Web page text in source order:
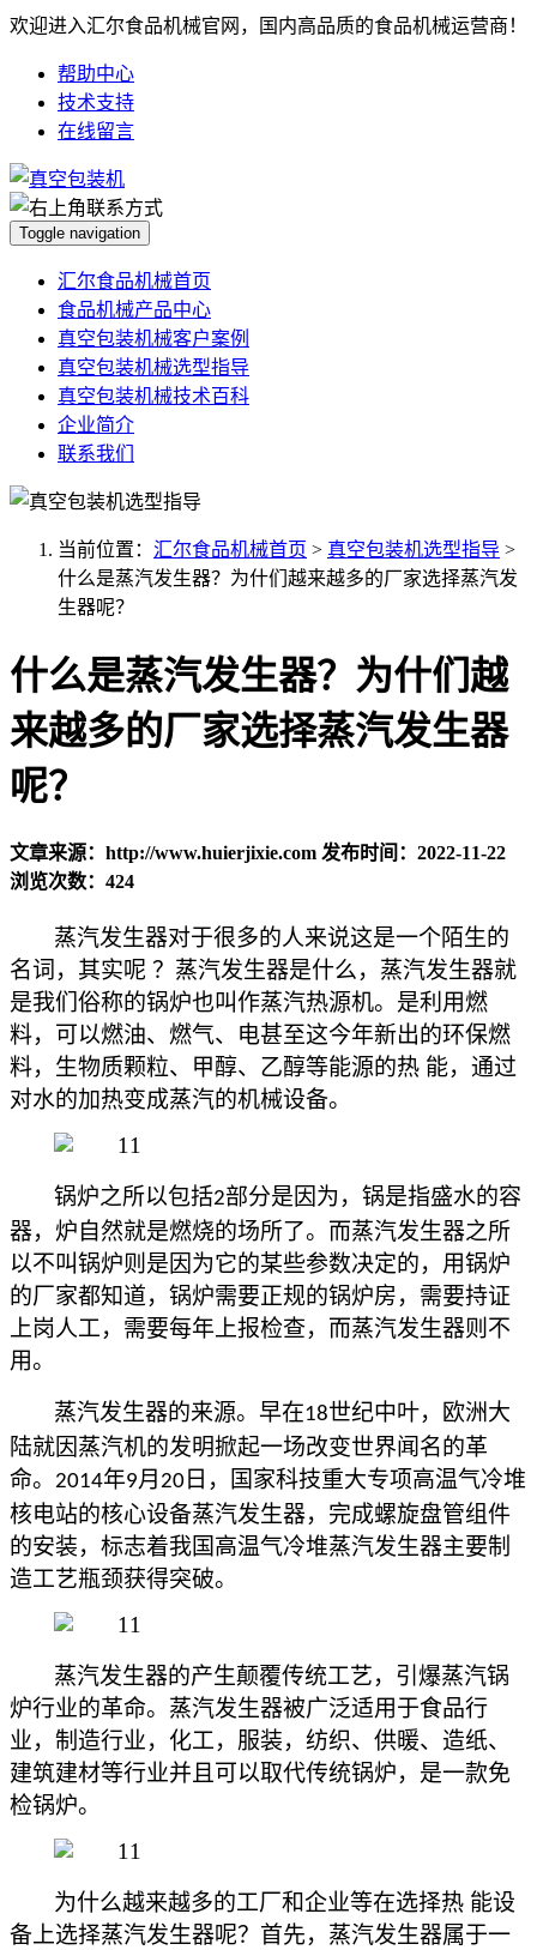
欢迎进入汇尔食品机械官网，国内高品质的食品机械运营商！
帮助中心
技术支持
在线留言
Toggle navigation
汇尔食品机械首页
食品机械产品中心
真空包装机械客户案例
真空包装机械选型指导
真空包装机械技术百科
企业简介
联系我们
当前位置： 汇尔食品机械首页 > 真空包装机选型指导 >
什么是蒸汽发生器？为什们越来越多的厂家选择蒸汽发
生器呢？
什么是蒸汽发生器？为什们越
来越多的厂家选择蒸汽发生器
呢？
文章来源：http://www.huierjixie.com 发布时间：2022-11-22
浏览次数：424
蒸汽发生器对于很多的人来说这是一个陌生的
名词，其实呢 ？蒸汽发生器是什么，蒸汽发生器就
是我们俗称的锅炉也叫作蒸汽热源机。是利用燃
料，可以燃油、燃气、电甚至这今年新出的环保燃
料，生物质颗粒、甲醇、乙醇等能源的热 能，通过
对水的加热变成蒸汽的机械设备。
锅炉之所以包括2部分是因为，锅是指盛水的容
器，炉自然就是燃烧的场所了。而蒸汽发生器之所
以不叫锅炉则是因为它的某些参数决定的，用锅炉
的厂家都知道，锅炉需要正规的锅炉房，需要持证
上岗人工，需要每年上报检查，而蒸汽发生器则不
用。
蒸汽发生器的来源。早在18世纪中叶，欧洲大
陆就因蒸汽机的发明掀起一场改变世界闻名的革
命。 2014年9月 20 日，国家科技重大专项高温气冷堆
核电站的核心设备蒸汽发生器，完成螺旋盘管组件
的安装，标志着我国高温气冷堆蒸汽发生器主要制
造工艺瓶颈获得突破。
蒸汽发生器的产生颠覆传统工艺，引爆蒸汽锅
炉行业的革命。蒸汽发生器被广泛适用于食品行
业，制造行业，化工，服装，纺织、供暖、造纸、
建筑建材等行业并且可以取代传统锅炉，是一款免
检锅炉。
为什么越来越多的工厂和企业等在选择热 能设
备上选择蒸汽发生器呢？首先，蒸汽发生器属于一